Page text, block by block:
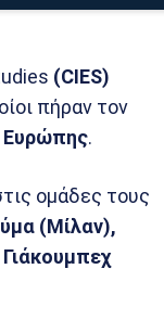
(CIES)
πήραν τον
Ευρώπης.
ομάδες τους
(Μίλαν),